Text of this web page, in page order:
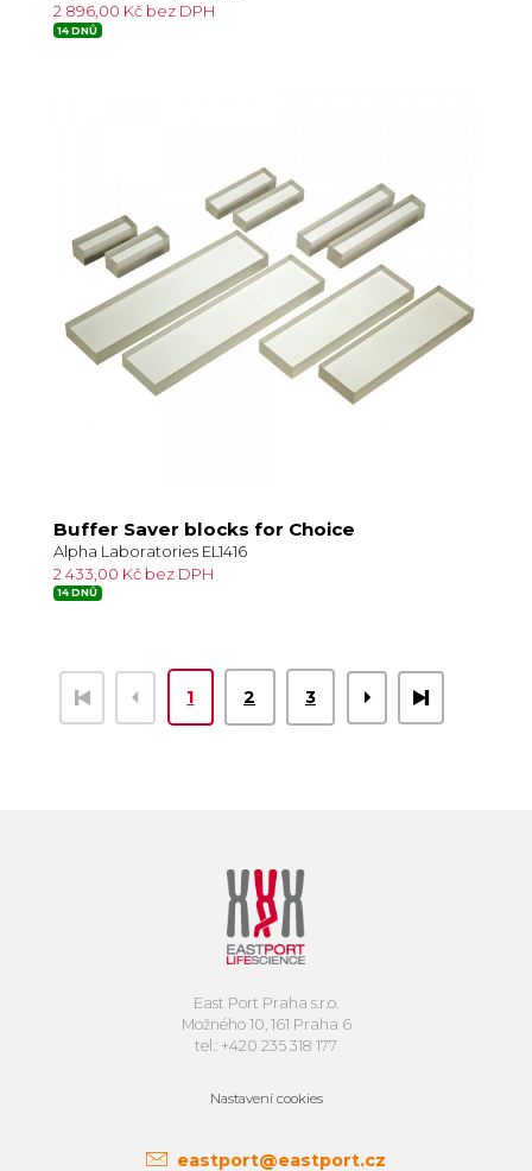
2 896,00 Kč bez DPH
14 DNŮ
Buffer Saver blocks for Choice
Alpha Laboratories EL1416
2 433,00 Kč bez DPH
14 DNŮ
1 2 3
East Port Praha s.r.o.
Možného 10, 161 Praha 6
tel.: +420 235 318 177
Nastavení cookies
eastport@eastport.cz